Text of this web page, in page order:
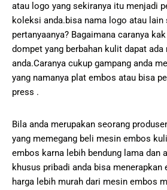
atau logo yang sekiranya itu menjadi
koleksi anda.bisa nama logo atau lain
pertanyaanya? Bagaimana caranya
dompet yang berbahan kulit dapat
anda.Caranya cukup gampang anda
yang namanya plat embos atau bisa
press .
Bila anda merupakan seorang
yang memegang beli mesin embos
embos karna lebih bendung lama dan
khusus pribadi anda bisa
harga lebih murah dari mesin embos